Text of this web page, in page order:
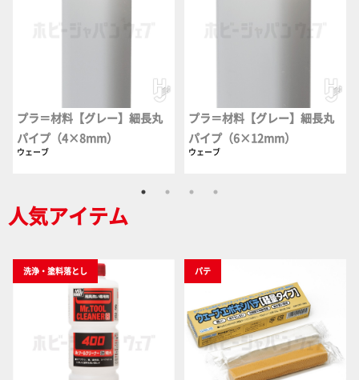
プラ＝材料【グレー】細長丸
パイプ（4×8mm）
ウェーブ
プラ＝材料【グレー】細長丸
パイプ（6×12mm）
ウェーブ
人気アイテム
洗浄・塗料落とし パテ